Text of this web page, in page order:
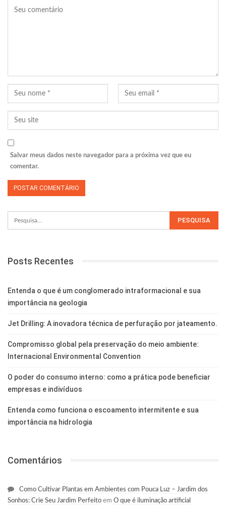
Salvar meus dados neste navegador para a próxima vez que eu
comentar.
Posts Recentes
Entenda o que é um conglomerado intraformacional e sua
importância na geologia
Jet Drilling: A inovadora técnica de perfuração por jateamento.
Compromisso global pela preservação do meio ambiente:
Internacional Environmental Convention
O poder do consumo interno: como a prática pode beneficiar
empresas e indivíduos
Entenda como funciona o escoamento intermitente e sua
importância na hidrologia
Comentários
Como Cultivar Plantas em Ambientes com Pouca Luz – Jardim dos
Sonhos: Crie Seu Jardim Perfeito em O que é iluminação artificial